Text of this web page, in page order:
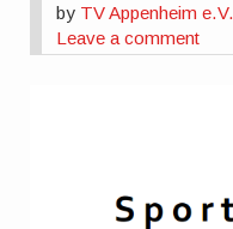
by TV Appenheim e.V.
Leave a comment